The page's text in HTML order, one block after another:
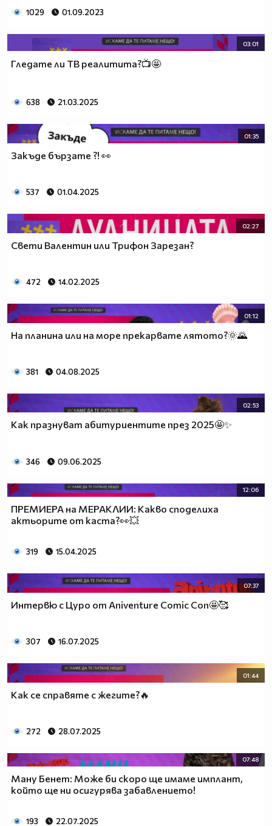
1029 01.09.2023
03:01
Гледате ли TВ реалитита?📺🤩
638 21.03.2025
01:35
Закъде бързате ?! 👀
537 01.04.2025
02:27
Свети Валентин или Трифон Зарезан?
472 14.02.2025
01:12
На планина или на море прекарвате лятото?🌞🌄
381 04.08.2025
02:53
Как празнуват абитуриентите през 2025🤩✨
346 09.06.2025
12:06
ПРЕМИЕРА на МЕРАКЛИИ: Какво споделиха
актьорите от каста?👀💥
319 15.04.2025
07:37
Интервю с Цуро от Aniventure Comic Con🤩🥰
307 16.07.2025
01:44
Как се справяте с жегите?🔥
272 28.07.2025
07:48
Ману Бенет: Може би скоро ще имаме имплант,
който ще ни осигурява забавлението!
193 22.07.2025